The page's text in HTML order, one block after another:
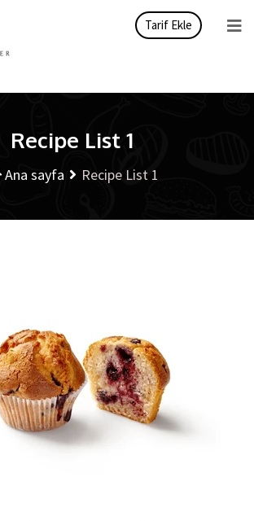
Tarif Ekle
Recipe List 1
Ana sayfa Recipe List 1